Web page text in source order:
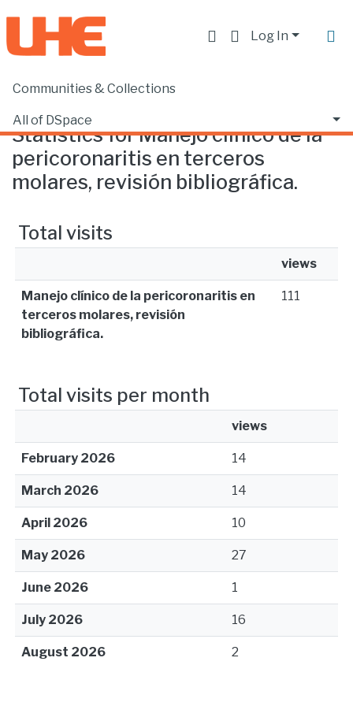
Log In
Communities & Collections
All of DSpace
Home Statistics
Statistics for Manejo clínico de la
pericoronaritis en terceros
molares, revisión bibliográfica.
Total visits
views
Manejo clínico de la pericoronaritis en
terceros molares, revisión
bibliográfica.
111
Total visits per month
views
February 2026 14
March 2026 14
April 2026 10
May 2026 27
June 2026 1
July 2026 16
August 2026 2